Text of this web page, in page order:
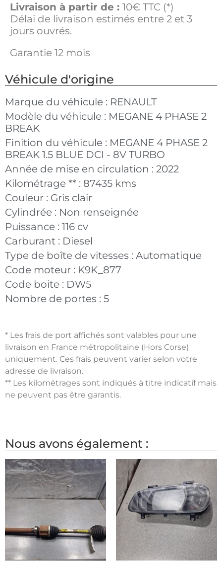
Livraison à partir de : 10€ TTC (*)
Délai de livraison estimés entre 2 et 3
jours ouvrés.
Garantie 12 mois
Véhicule d'origine
Marque du véhicule : RENAULT
Modèle du véhicule : MEGANE 4 PHASE 2
BREAK
Finition du véhicule : MEGANE 4 PHASE 2
BREAK 1.5 BLUE DCI - 8V TURBO
Année de mise en circulation : 2022
Kilométrage ** : 87435 kms
Couleur : Gris clair
Cylindrée : Non renseignée
Puissance : 116 cv
Carburant : Diesel
Type de boîte de vitesses : Automatique
Code moteur : K9K_877
Code boite : DW5
Nombre de portes : 5
* Les frais de port affichés sont valables pour une
livraison en France métropolitaine (Hors Corse)
uniquement. Ces frais peuvent varier selon votre
adresse de livraison.
** Les kilométrages sont indiqués à titre indicatif mais
ne peuvent pas être garantis.
Nous avons également :